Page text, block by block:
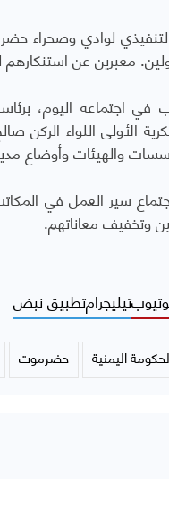
لوادي وصحراء
معبرين عن استنكارهم
في اجتماعه اليوم،
الأولى اللواء
والهيئات وأوضاع
سير العمل في
وتخفيف معاناتهم.
تيليجرامتطبيق نبض
اليمنية حضرموت